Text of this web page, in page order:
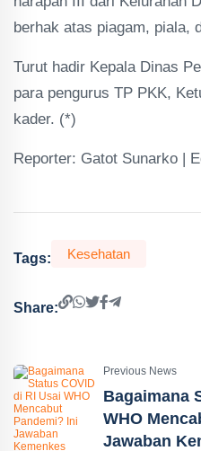
berhak atas piagam, piala,
Turut hadir Kepala Dinas
para pengurus TP PKK,
kader. (*)
Reporter: Gatot Sunarko |
Tags: Kesehatan
Share:
Previous News
Bagaimana
WHO
Jawaban